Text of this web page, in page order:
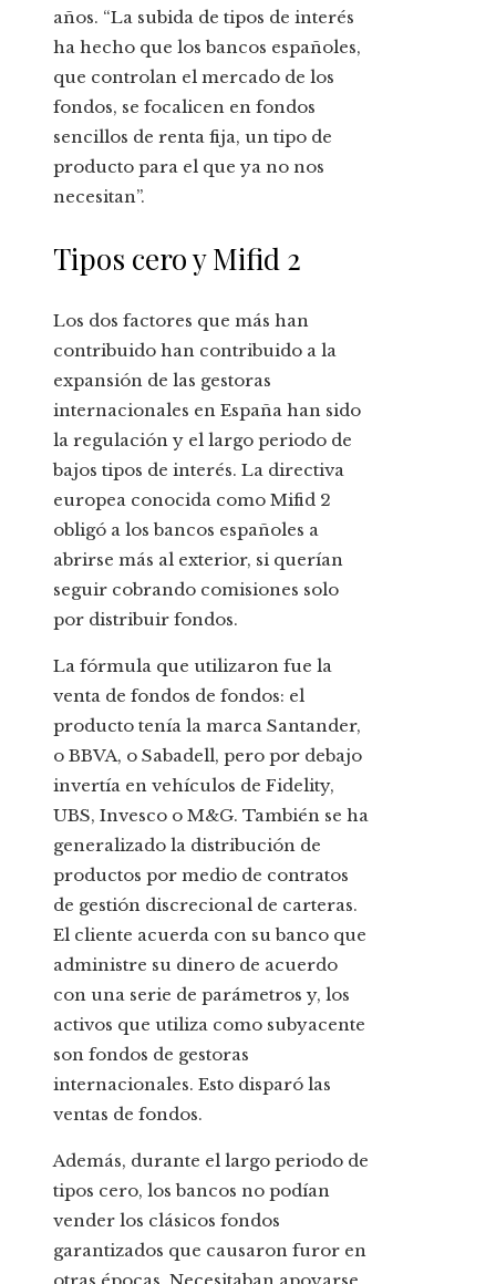
años. “La subida de tipos de interés
ha hecho que los bancos españoles,
que controlan el mercado de los
fondos, se focalicen en fondos
sencillos de renta fija, un tipo de
producto para el que ya no nos
necesitan”.
Tipos cero y Mifid 2
Los dos factores que más han
contribuido han contribuido a la
expansión de las gestoras
internacionales en España han sido
la regulación y el largo periodo de
bajos tipos de interés. La directiva
europea conocida como Mifid 2
obligó a los bancos españoles a
abrirse más al exterior, si querían
seguir cobrando comisiones solo
por distribuir fondos.
La fórmula que utilizaron fue la
venta de fondos de fondos: el
producto tenía la marca Santander,
o BBVA, o Sabadell, pero por debajo
invertía en vehículos de Fidelity,
UBS, Invesco o M&G. También se ha
generalizado la distribución de
productos por medio de contratos
de gestión discrecional de carteras.
El cliente acuerda con su banco que
administre su dinero de acuerdo
con una serie de parámetros y, los
activos que utiliza como subyacente
son fondos de gestoras
internacionales. Esto disparó las
ventas de fondos.
Además, durante el largo periodo de
tipos cero, los bancos no podían
vender los clásicos fondos
garantizados que causaron furor en